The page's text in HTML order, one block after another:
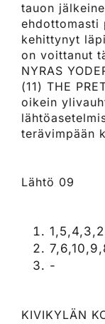
tauon
ehdottomasti
kehittynyt
on voittanut
NYRAS
(11) THE
oikein
terävimpään
Lähtö 09
1,5,4,3,2
-
KIVIKYLÄN